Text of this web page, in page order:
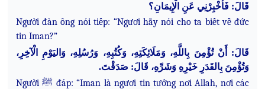
قَالَ: فَأَخْبِرْنِي عَنِ الْإِيمَانِ؟
Người đàn ông nói tiếp: “Ngươi hãy nói cho ta biết về đức
tin Iman?”
قَالَ: أَنْ تُؤْمِنَ بِاللَّهِ، وَمَلَائِكَتِهِ، وَكُتُبِهِ، وَرُسُلِهِ، وَاليَوْمِ الْآخِرِ،
وَتُؤْمِنَ بِالقَدَرِ خَيْرِهِ وَشَرِّهِ، قَالَ: صَدَقْتَ.
Người ﷺ đáp: “Iman là ngươi tin tưởng nơi Allah, nơi các